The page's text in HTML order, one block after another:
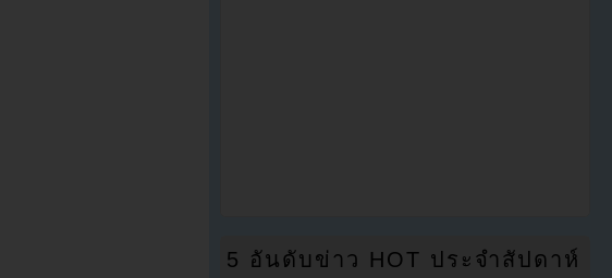
5 อันดับข่าว HOT ประจำสัปดาห์